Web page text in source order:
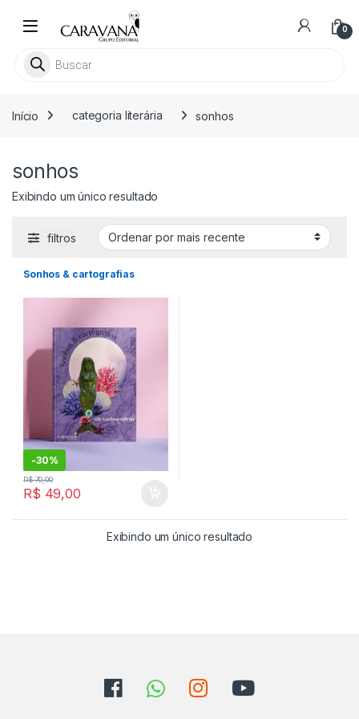
0
Pesquisar livros
Início categoria literária sonhos
sonhos
Exibindo um único resultado
filtros
Sonhos & cartografias
-30%
R$ 49,00
R$70,00
Exibindo um único resultado